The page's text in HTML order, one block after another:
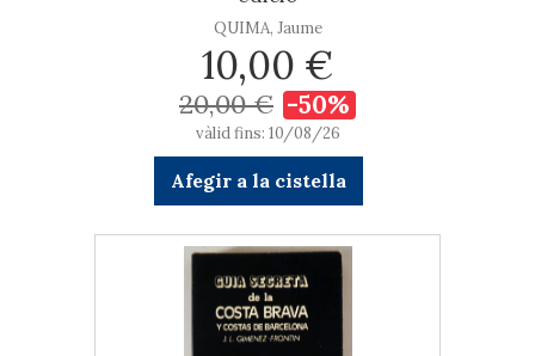
QUIMA, Jaume
10,00 €
20,00 € -50%
vàlid fins: 10/08/26
Afegir a la cistella